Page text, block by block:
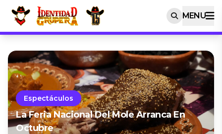
MENU
Espectáculos
La Feria Nacional Del Mole Arranca En
Octubre